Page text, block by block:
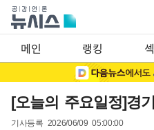
메인 랭킹
[오늘의 주요일정]경
기사등록 2026/06/09 05:00:00